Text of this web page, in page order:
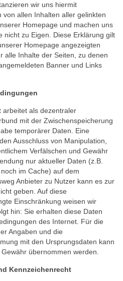
wir uns hiermit
von allen Inhalten aller gelinkten
Homepage und machen uns
nicht zu Eigen. Diese Erklärung gilt
Homepage angezeigten
alle Inhalte der Seiten, zu denen
Banner und Links
arbeitet als dezentraler
mit der Zwischenspeicherung
temporärer Daten. Eine
Ausschluss von Manipulation,
Verfälschen und Gewähr
nur aktueller Daten (z.B.
im Cache) auf dem
Anbieter zu Nutzer kann es zur
geben. Auf diese
Einschränkung weisen wir
hin: Sie erhalten diese Daten
des Internet. Für die
Angaben und die
mit den Ursprungsdaten kann
übernommen werden.
Kennzeichenrecht